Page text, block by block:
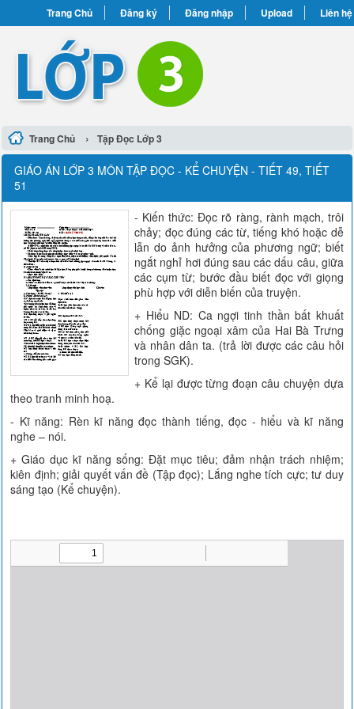
Trang Chủ Đăng ký Đăng nhập Upload Liên hệ
Trang Chủ › Tập Đọc Lớp 3
GIÁO ÁN LỚP 3 MÔN TẬP ĐỌC - KỂ CHUYỆN - TIẾT 49, TIẾT
51
- Kiến thức: Đọc rõ ràng, rành mạch, trôi
chảy; đọc đúng các từ, tiếng khó hoặc dễ
lẫn do ảnh hưởng của phương ngữ; biết
ngắt nghỉ hơi đúng sau các dấu câu, giữa
các cụm từ; bước đầu biết đọc với giọng
phù hợp với diễn biến của truyện.
+ Hiểu ND: Ca ngợi tinh thần bất khuất
chống giặc ngoại xâm của Hai Bà Trưng
và nhân dân ta. (trả lời được các câu hỏi
trong SGK).
+ Kể lại được từng đoạn câu chuyện dựa
theo tranh minh hoạ.
- Kĩ năng: Rèn kĩ năng đọc thành tiếng, đọc - hiểu và kĩ năng
nghe – nói.
+ Giáo dục kĩ năng sống: Đặt mục tiêu; đảm nhận trách nhiệm;
kiên định; giải quyết vấn đề (Tập đọc); Lắng nghe tích cực; tư duy
sáng tạo (Kể chuyện).